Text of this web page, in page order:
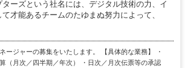
ーズという社名には、デジタル技術の力、イ
才能あるチームのたゆまぬ努力によって、
ージャーの募集をいたします。 【具体的な業務】 ・
（月次／四半期／年次） ・日次／月次伝票等の承認